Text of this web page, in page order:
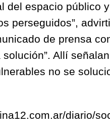
del espacio público
perseguidos”,
de prensa
Allí
no se
diario/